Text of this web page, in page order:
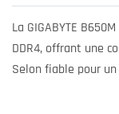
La GIGABYTE
DDR4, offrant une
Selon fiable pour